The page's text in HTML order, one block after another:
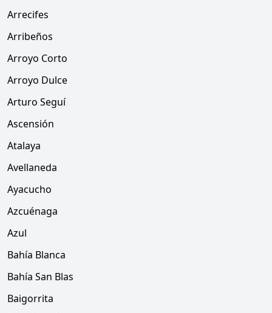
Arrecifes
Arribeños
Arroyo Corto
Arroyo Dulce
Arturo Seguí
Ascensión
Atalaya
Avellaneda
Ayacucho
Azcuénaga
Azul
Bahía Blanca
Bahía San Blas
Baigorrita